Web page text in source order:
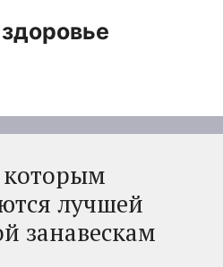
лучшей
занавескам